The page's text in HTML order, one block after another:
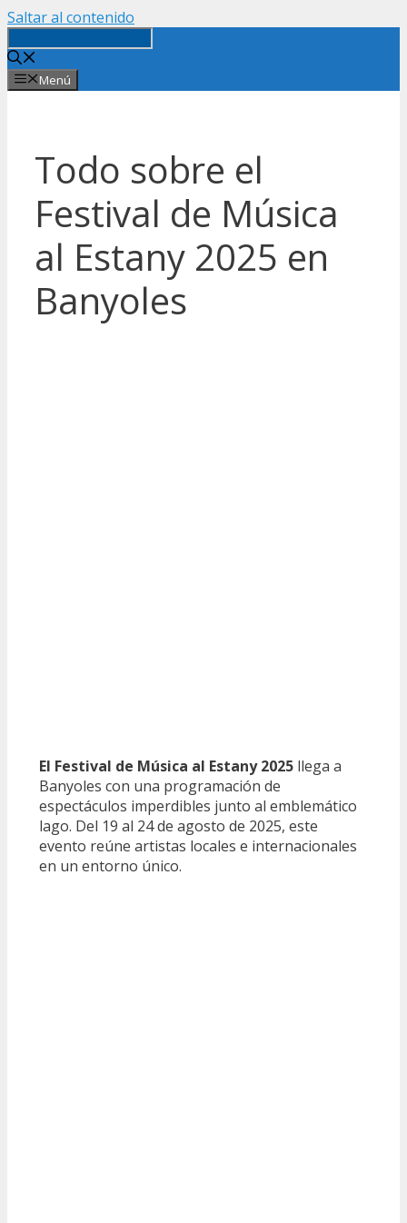
Saltar al contenido
Menú
Todo sobre el
Festival de Música
al Estany 2025 en
Banyoles
El Festival de Música al Estany 2025 llega a
Banyoles con una programación de
espectáculos imperdibles junto al emblemático
lago. Del 19 al 24 de agosto de 2025, este
evento reúne artistas locales e internacionales
en un entorno único.